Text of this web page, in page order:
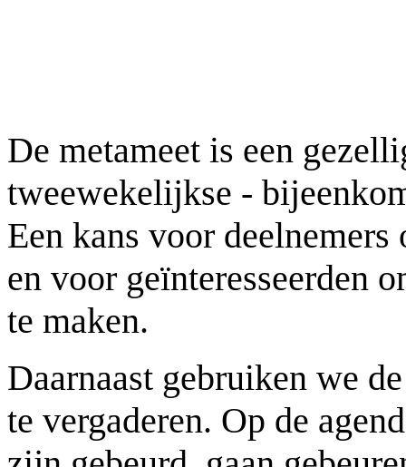
De metameet is een
tweewekelijkse -
Een kans voor
en voor geïnteresseerden
te maken.
Daarnaast gebruiken we
te vergaderen. Op de